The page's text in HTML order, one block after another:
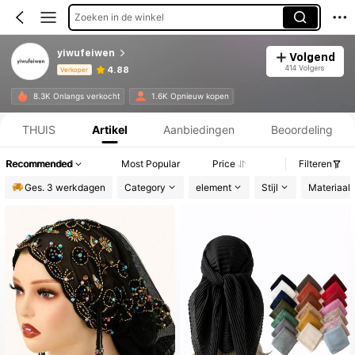
Zoeken in de winkel
yiwufeiwen
Verkoper 4.88
Volgend
414 Volgers
8.3K Onlangs verkocht 1.6K Opnieuw kopen
Productinformatie: Prijsopenbaring, Verkoop- en Voorraadgegevens.
THUIS Artikel Aanbiedingen Beoordeling
Recommended Most Popular Price
Filteren
Ges. 3 werkdagen
Category element Stijl Materiaal